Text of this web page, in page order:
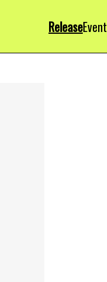
ReleaseEvent